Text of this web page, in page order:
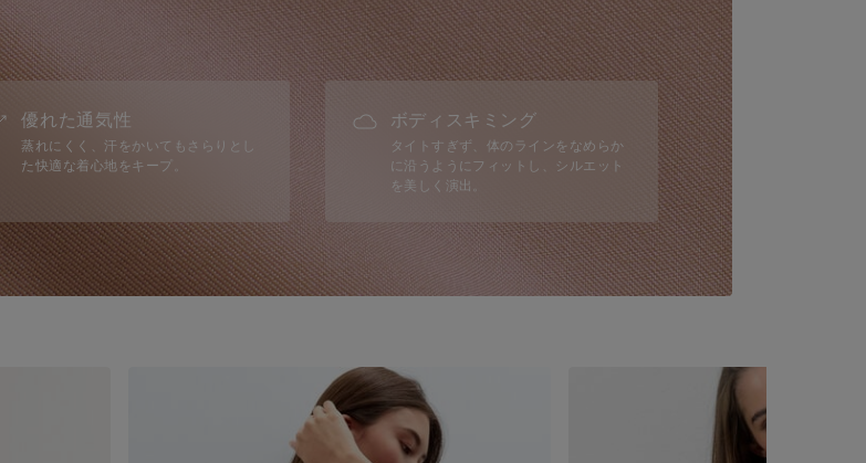
優れた通気性
蒸れにくく、汗をかいてもさらりとし
た快適な着心地をキープ。
ボディスキミング
タイトすぎず、体のラインをなめらか
に沿うようにフィットし、シルエット
を美しく演出。